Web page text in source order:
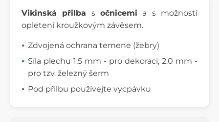
Vikinská přilba sočnicemi a s možností
opletení kroužkovým závěsem.
Zdvojená ochrana temene (žebry)
Síla plechu 1.5 mm - pro dekoraci, 2.0 mm -
pro tzv. železný šerm
Pod přilbu používejte vycpávku